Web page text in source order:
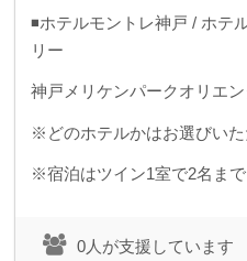
◾️ホテルモントレ神戸 / ホテ
リー
神戸メリケンパークオリエ
※どのホテルかはお選びいた
※宿泊はツイン1室で2名ま
0人が支援しています